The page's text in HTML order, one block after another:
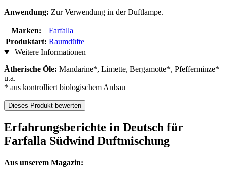
Anwendung: Zur Verwendung in der Duftlampe.
Marken:
Farfalla
Produktart: Raumdüfte
Weitere Informationen
Ätherische Öle: Mandarine*, Limette, Bergamotte*, Pfefferminze*
u.a.
* aus kontrolliert biologischem Anbau
Dieses Produkt bewerten
Erfahrungsberichte in Deutsch für
Farfalla Südwind Duftmischung
Aus unserem Magazin: